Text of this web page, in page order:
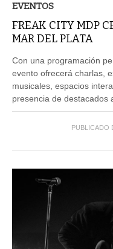
EVENTOS
FREAK CITY MDP
MAR DEL PLATA
Con una programación
evento ofrecerá charlas,
musicales, espacios
presencia de destacados
PUBLICADO